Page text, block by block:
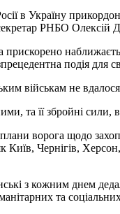
в Україну
РНБО Олексій
подія для
військам не
та її збройні
ворога щодо
Київ, Чернігів,
з кожним днем
та